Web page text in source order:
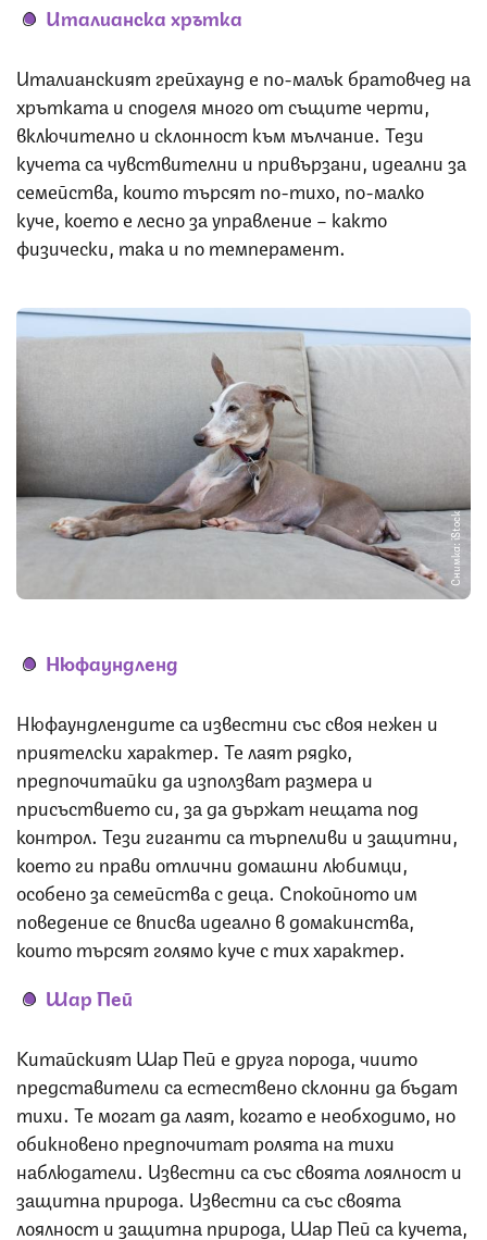
Италианска хрътка
Италианският грейхаунд е по-малък братовчед на
хрътката и споделя много от същите черти,
включително и склонност към мълчание. Тези
кучета са чувствителни и привързани, идеални за
семейства, които търсят по-тихо, по-малко
куче, което е лесно за управление – както
физически, така и по темперамент.
Снимка: iStock
Нюфаундленд
Нюфаундлендите са известни със своя нежен и
приятелски характер. Те лаят рядко,
предпочитайки да използват размера и
присъствието си, за да държат нещата под
контрол. Тези гиганти са търпеливи и защитни,
което ги прави отлични домашни любимци,
особено за семейства с деца. Спокойното им
поведение се вписва идеално в домакинства,
които търсят голямо куче с тих характер.
Шар Пей
Китайският Шар Пей е друга порода, чиито
представители са естествено склонни да бъдат
тихи. Те могат да лаят, когато е необходимо, но
обикновено предпочитат ролята на тихи
наблюдатели. Известни са със своята лоялност и
защитна природа. Известни са със своята
лоялност и защитна природа, Шар Пей са кучета,